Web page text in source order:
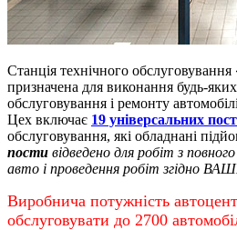
Станція технічного
призначена для виконання будь-
обслуговування і ремонту
Цех включає 19 універсальних
обслуговування, які обладнані
пости відведено для робіт з
авто і проведення робіт згідно
Виробнича потужність
обслуговувати до 2700